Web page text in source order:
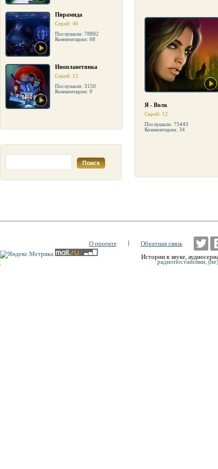
Пирамида
Серий: 46
Послушали: 78802
Комментарии: 68
Инопланетянка
Серий: 12
Послушали: 3150
Комментарии: 0
Я - Волк
Серий: 12
Послушали: 75443
Комментарии: 34
О проекте |
Обратная связь
Истории в звуке,
радиопостановки,